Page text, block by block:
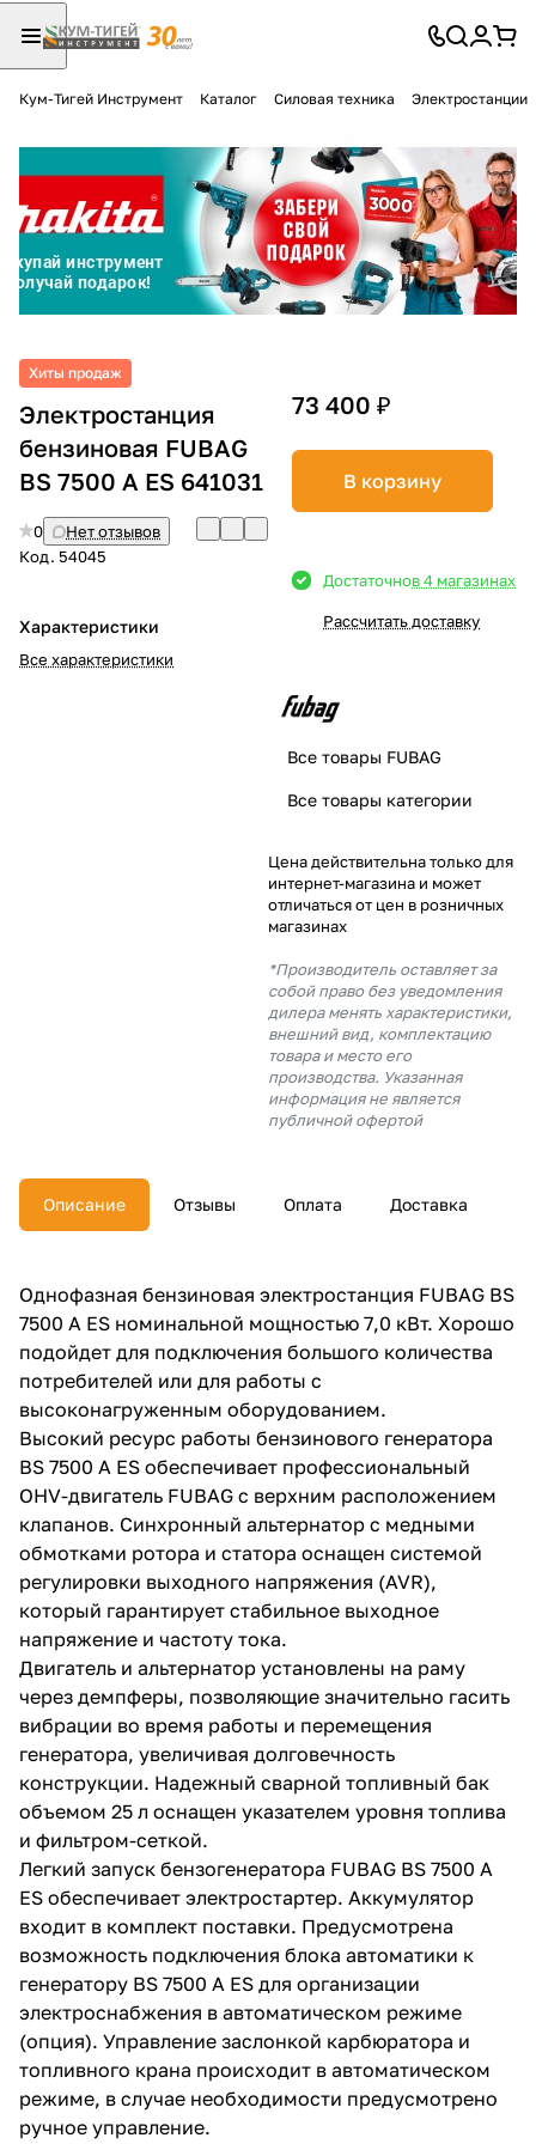
Кум-Тигей Инструмент Каталог Силовая техника Электростанции
Хиты продаж
Электростанция
бензиновая FUBAG
BS 7500 A ES 641031
0
Нет отзывов
Код. 54045
Характеристики
Все характеристики
73 400 ₽
В корзину
Достаточнов 4 магазинах
Рассчитать доставку
Все товары FUBAG
Все товары категории
Цена действительна только для
интернет-магазина и может
отличаться от цен в розничных
магазинах
*Производитель оставляет за
собой право без уведомления
дилера менять характеристики,
внешний вид, комплектацию
товара и место его
производства. Указанная
информация не является
публичной офертой
Описание Отзывы Оплата Доставка
Однофазная бензиновая электростанция FUBAG BS
7500 A ES номинальной мощностью 7,0 кВт. Хорошо
подойдет для подключения большого количества
потребителей или для работы с
высоконагруженным оборудованием.
Высокий ресурс работы бензинового генератора
BS 7500 A ES обеспечивает профессиональный
OHV-двигатель FUBAG с верхним расположением
клапанов. Синхронный альтернатор с медными
обмотками ротора и статора оснащен системой
регулировки выходного напряжения (AVR),
который гарантирует стабильное выходное
напряжение и частоту тока.
Двигатель и альтернатор установлены на раму
через демпферы, позволяющие значительно гасить
вибрации во время работы и перемещения
генератора, увеличивая долговечность
конструкции. Надежный сварной топливный бак
объемом 25 л оснащен указателем уровня топлива
и фильтром-сеткой.
Легкий запуск бензогенератора FUBAG BS 7500 A
ES обеспечивает электростартер. Аккумулятор
входит в комплект поставки. Предусмотрена
возможность подключения блока автоматики к
генератору BS 7500 A ES для организации
электроснабжения в автоматическом режиме
(опция). Управление заслонкой карбюратора и
топливного крана происходит в автоматическом
режиме, в случае необходимости предусмотрено
ручное управление.
Разбейте
оплатуна части
без переплат
График платежей
Сегодня
% картой любого банка
% будут
с вашей карты
раз в 2
недели
раз в 2 недели